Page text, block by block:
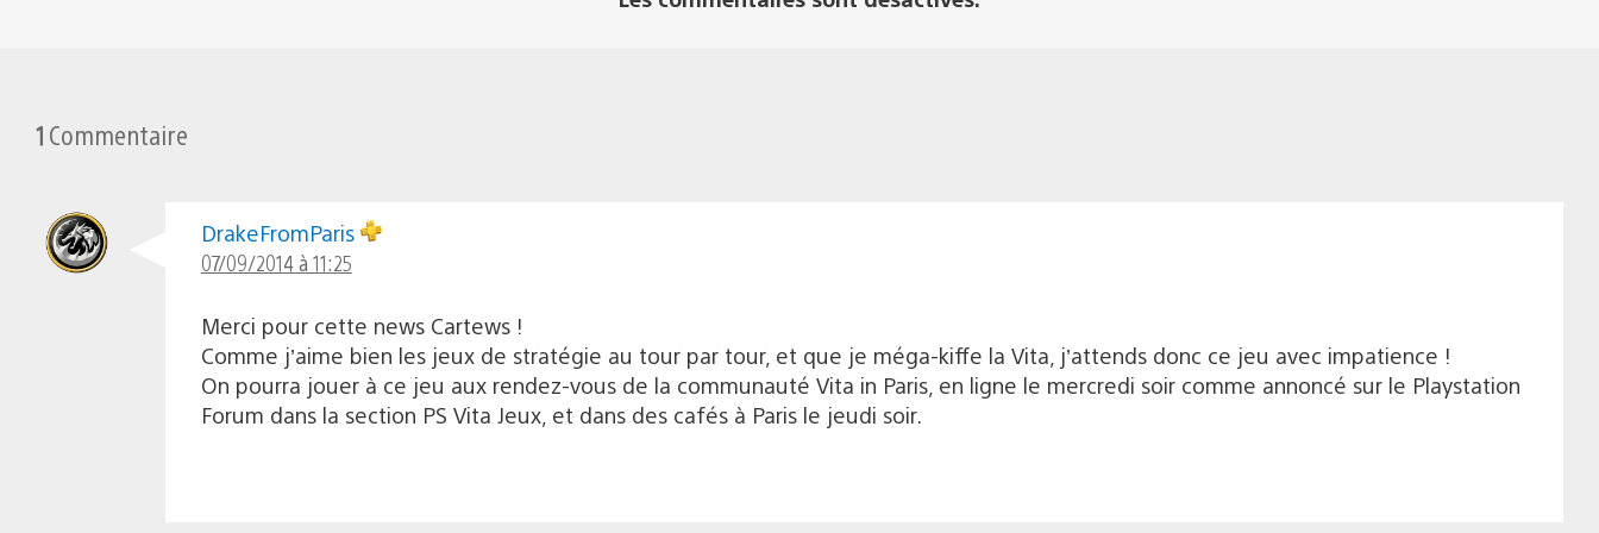
1 Commentaire
DrakeFromParis
07/09/2014 à 11:25
Merci pour cette news Cartews !
Comme j’aime bien les jeux de stratégie au tour par tour, et que je méga-kiffe la Vita, j’attends donc ce jeu avec impatience !
On pourra jouer à ce jeu aux rendez-vous de la communauté Vita in Paris, en ligne le mercredi soir comme annoncé sur le Playstation
Forum dans la section PS Vita Jeux, et dans des cafés à Paris le jeudi soir.